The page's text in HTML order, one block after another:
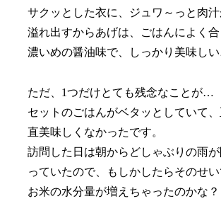
サクッとした衣に、ジュワ～っと肉
溢れ出すからあげは、ごはんによく合
濃いめの醤油味で、しっかり美味しい
ただ、1つだけとても残念なことが…
セットのごはんがベタッとしていて、
直美味しくなかったです。
訪問した日は朝からどしゃぶりの雨が
っていたので、もしかしたらそのせ
お米の水分量が増えちゃったのかな？